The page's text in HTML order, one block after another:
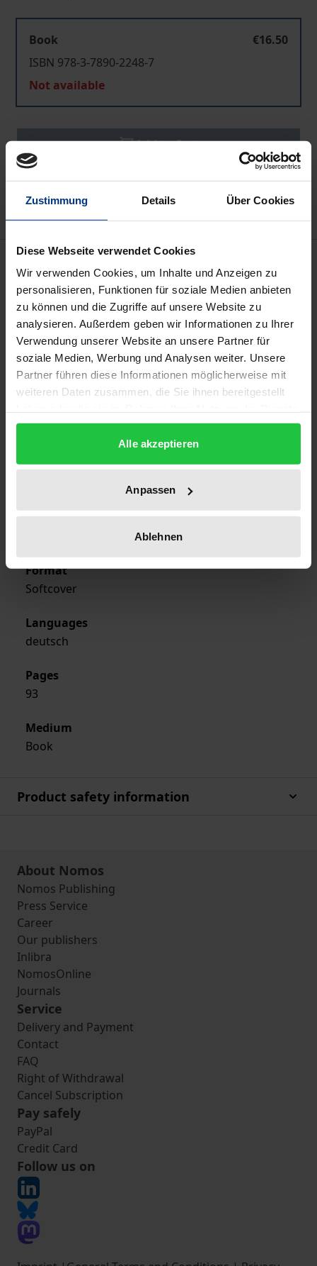
Zustimmung Details Über Cookies
Diese Webseite verwendet Cookies
Wir verwenden Cookies, um Inhalte und Anzeigen zu
personalisieren, Funktionen für soziale Medien anbieten
zu können und die Zugriffe auf unsere Website zu
analysieren. Außerdem geben wir Informationen zu Ihrer
Verwendung unserer Website an unsere Partner für
soziale Medien, Werbung und Analysen weiter. Unsere
Partner führen diese Informationen möglicherweise mit
weiteren Daten zusammen, die Sie ihnen bereitgestellt
gesammelt haben.
Alle akzeptieren
Anpassen
Ablehnen
Book
€16.50
ISBN 978-3-7890-2248-7
Not available
Add to Cart
Add to Wish List
Delivery cost notice
Bibliographical data
Edition
1
ISBN
978-3-7890-2248-7
Year of Publication
Publisher
Format
Softcover
Languages
deutsch
Pages
93
Medium
Book
Product safety information
About Nomos
Nomos Publishing
Press Service
Career
Our publishers
Inlibra
NomosOnline
Journals
Service
Delivery and Payment
Contact
FAQ
Right of Withdrawal
Cancel Subscription
Pay safely
PayPal
Credit Card
Follow us on